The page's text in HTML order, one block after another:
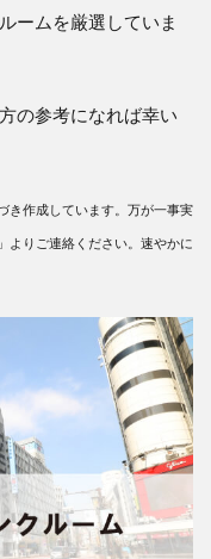
ームを厳選していま
の参考になれば幸い
き作成しています。万が一事実
」よりご連絡ください。速やかに